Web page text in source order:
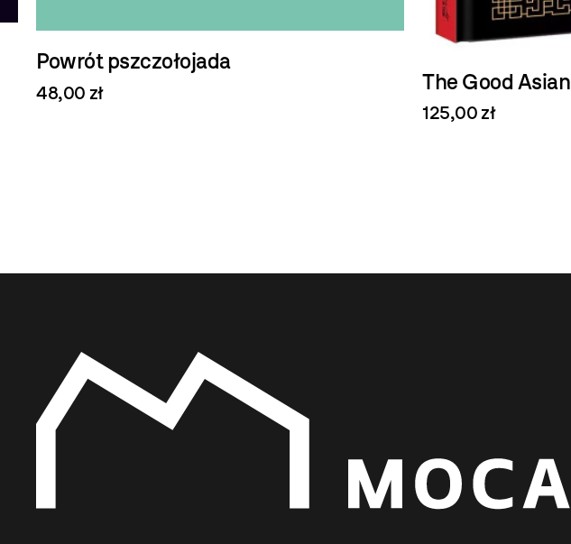
Powrót pszczołojada
48,00 zł The Good Asian
125,00 zł